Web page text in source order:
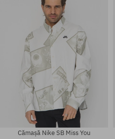
Cămașă Nike SB Miss You